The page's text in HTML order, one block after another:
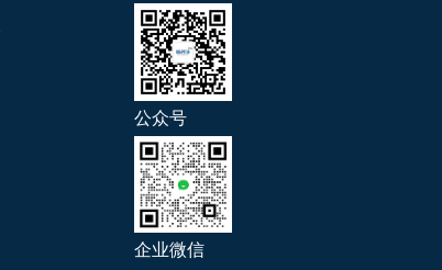
公众号
企业微信